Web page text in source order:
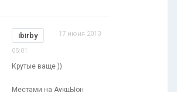
ibirby 17 июня 2013
05:01
Крутые ваще ))
Местами на АукцЫон